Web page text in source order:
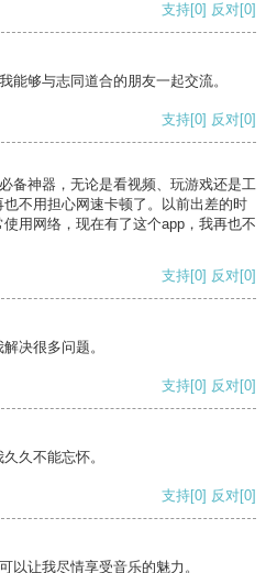
支持[0] 反对[0]
能够与志同道合的朋友一起交流。
支持[0] 反对[0]
备神器，无论是看视频、玩游戏还是工
不用担心网速卡顿了。以前出差的时
用网络，现在有了这个app，我再也不
支持[0] 反对[0]
决很多问题。
支持[0] 反对[0]
久不能忘怀。
支持[0] 反对[0]
以让我尽情享受音乐的魅力。